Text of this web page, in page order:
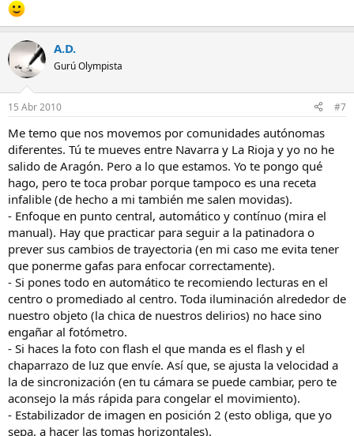
A.D.
Gurú Olympista
15 Abr 2010 #7
Me temo que nos movemos por comunidades autónomas
diferentes. Tú te mueves entre Navarra y La Rioja y yo no he
salido de Aragón. Pero a lo que estamos. Yo te pongo qué
hago, pero te toca probar porque tampoco es una receta
infalible (de hecho a mi también me salen movidas).
- Enfoque en punto central, automático y contínuo (mira el
manual). Hay que practicar para seguir a la patinadora o
prever sus cambios de trayectoria (en mi caso me evita tener
que ponerme gafas para enfocar correctamente).
- Si pones todo en automático te recomiendo lecturas en el
centro o promediado al centro. Toda iluminación alrededor de
nuestro objeto (la chica de nuestros delirios) no hace sino
engañar al fotómetro.
- Si haces la foto con flash el que manda es el flash y el
chaparrazo de luz que envíe. Así que, se ajusta la velocidad a
la de sincronización (en tu cámara se puede cambiar, pero te
aconsejo la más rápida para congelar el movimiento).
- Estabilizador de imagen en posición 2 (esto obliga, que yo
sepa, a hacer las tomas horizontales).